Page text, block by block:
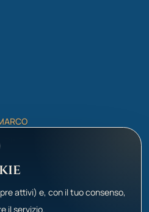
attivi) e, con il tuo consenso,
il servizio.